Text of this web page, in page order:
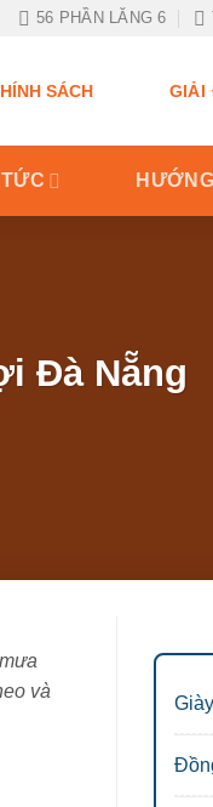
56 PHẦN LĂNG 6
SÁCH GIẢI
Đà Nẵng
và